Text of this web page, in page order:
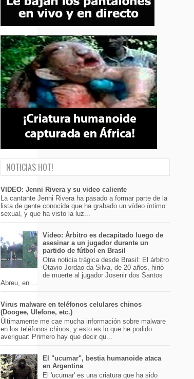
NOTICIAS HOT!
VIDEO: Jenni Rivera y su video caliente
La cantante Jenni Rivera ha pasado a formar parte de la
lista de gente conocida que ha grabado un vídeo íntimo
sexual, y que ha visto la luz...
Video: Árbitro es decapitado luego de
asesinar a un jugador durante un
partido de fútbol en Brasil
Otra noticia trágica desde Brasil: El árbitro
Otavio Jordao da Silva, de 20 años, hirió
de muerte al jugador Josenir dos Santos
Abreu, en ...
Virus malware en teléfonos celulares chinos
(Doogee, Ulefone, etc.)
Últimamente me cae mucha información sobre malware
en los teléfonos chinos, y esto es lo que he podido
averiguar: Primero hay que decir qu...
El "ucumar", bestia humanoide ataca
en Argentina
El 'ucumar' es una criatura que ha sido